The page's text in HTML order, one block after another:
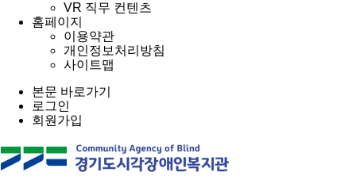
VR 직무 컨텐츠
홈페이지
이용약관
개인정보처리방침
사이트맵
본문 바로가기
로그인
회원가입